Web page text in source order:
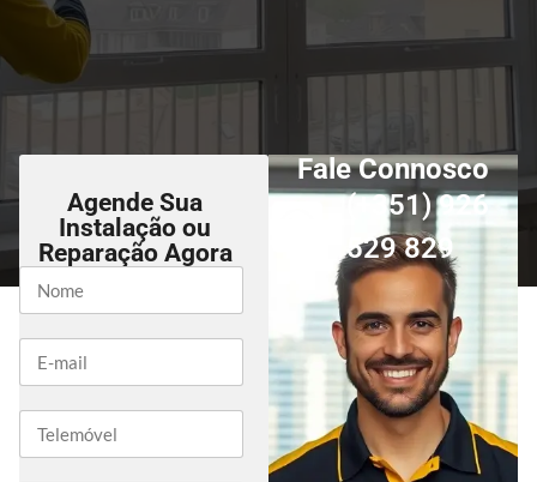
Agende Sua
Instalação ou
Reparação Agora
Fale Connosco
(+351) 926
529 829